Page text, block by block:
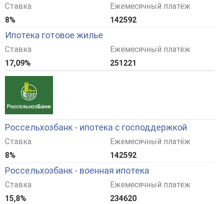
Ставка
8%
Ежемесячный платёж
142592
Ипотека готовое жилье
Ставка
17,09%
Ежемесячный платёж
251221
Россельхозбанк - ипотека с господдержкой
Ставка
8%
Ежемесячный платёж
142592
Россельхозбанк - военная ипотека
Ставка
15,8%
Ежемесячный платёж
234620